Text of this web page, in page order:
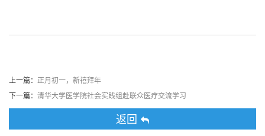
上一篇： 正月初一，新禧拜年
下一篇： 清华大学医学院社会实践组赴联众医疗交流学习
返回